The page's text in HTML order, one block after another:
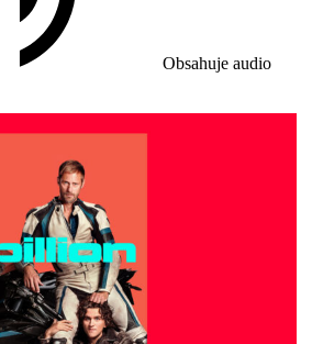
Obsahuje audio